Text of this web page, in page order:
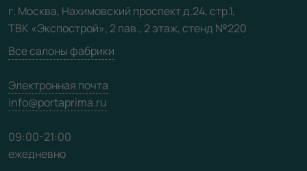
Карта сайта
г. Москва, Нахимовский проспект д.24, стр.1,
ТВК «Экспострой», 2 пав., 2 этаж, стенд №220
Все салоны фабрики
Электронная почта
info@portaprima.ru
09:00-21:00
ежедневно